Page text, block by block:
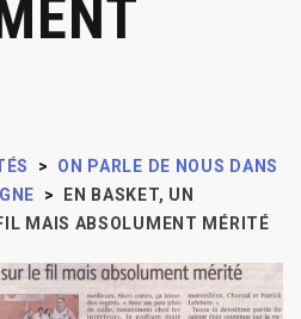
>
ON PARLE DE NOUS DANS
>
EN BASKET, UN
MAIS ABSOLUMENT MÉRITÉ